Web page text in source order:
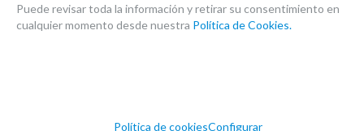
Puede revisar toda la información y retirar su consentimiento en
cualquier momento desde nuestra Política de Cookies.
Política de cookiesConfigurar